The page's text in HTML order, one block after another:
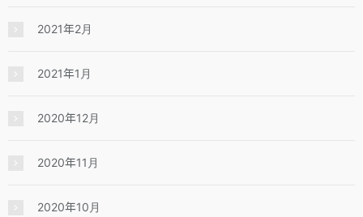
2021年2月
2021年1月
2020年12月
2020年11月
2020年10月